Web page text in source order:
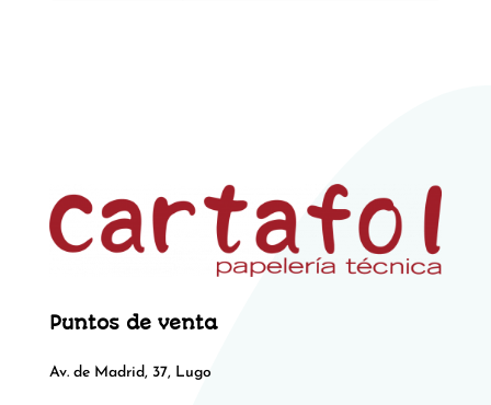
Puntos de venta
Av. de Madrid, 37, Lugo